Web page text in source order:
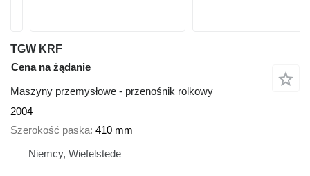
TGW KRF
Cena na żądanie
Maszyny przemysłowe - przenośnik rolkowy
2004
Szerokość paska 410 mm
Niemcy, Wiefelstede